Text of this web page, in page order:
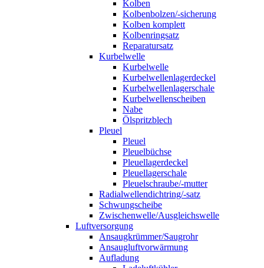
Kolben
Kolbenbolzen/-sicherung
Kolben komplett
Kolbenringsatz
Reparatursatz
Kurbelwelle
Kurbelwelle
Kurbelwellenlagerdeckel
Kurbelwellenlagerschale
Kurbelwellenscheiben
Nabe
Ölspritzblech
Pleuel
Pleuel
Pleuelbüchse
Pleuellagerdeckel
Pleuellagerschale
Pleuelschraube/-mutter
Radialwellendichtring/-satz
Schwungscheibe
Zwischenwelle/Ausgleichswelle
Luftversorgung
Ansaugkrümmer/Saugrohr
Ansaugluftvorwärmung
Aufladung